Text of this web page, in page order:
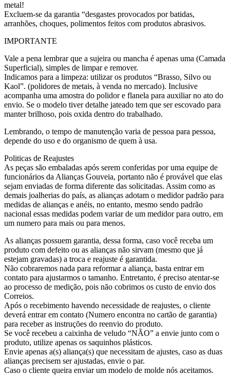
metal!
Excluem-se da garantia “desgastes provocados por batidas,
arranhões, choques, polimentos feitos com produtos abrasivos.
IMPORTANTE
Vale a pena lembrar que a sujeira ou mancha é apenas uma (Camada
Superficial), simples de limpar e remover.
Indicamos para a limpeza: utilizar os produtos “Brasso, Silvo ou
Kaol”. (polidores de metais, à venda no mercado). Inclusive
acompanha uma amostra do polidor e flanela para auxiliar no ato do
envio. Se o modelo tiver detalhe jateado tem que ser escovado para
manter brilhoso, pois oxida dentro do trabalhado.
Lembrando, o tempo de manutenção varia de pessoa para pessoa,
depende do uso e do organismo de quem à usa.
Politicas de Reajustes
As peças são embaladas após serem conferidas por uma equipe de
funcionários da Alianças Gouveia, portanto não é provável que elas
sejam enviadas de forma diferente das solicitadas. Assim como as
demais joalherias do país, as alianças adotam o medidor padrão para
medidas de alianças e anéis, no entanto, mesmo sendo padrão
nacional essas medidas podem variar de um medidor para outro, em
um numero para mais ou para menos.
As alianças possuem garantia, dessa forma, caso você receba um
produto com defeito ou as alianças não sirvam (mesmo que já
estejam gravadas) a troca e reajuste é garantida.
Não cobraremos nada para reformar a aliança, basta entrar em
contato para ajustarmos o tamanho. Entretanto, é preciso atentar-se
ao processo de medição, pois não cobrimos os custo de envio dos
Correios.
Após o recebimento havendo necessidade de reajustes, o cliente
deverá entrar em contato (Numero encontra no cartão de garantia)
para receber as instruções do reenvio do produto.
Se você recebeu a caixinha de veludo “NÃO” a envie junto com o
produto, utilize apenas os saquinhos plásticos.
Envie apenas a(s) aliança(s) que necessitam de ajustes, caso as duas
alianças precisem ser ajustadas, envie o par.
Caso o cliente queira enviar um modelo de molde nós aceitamos.